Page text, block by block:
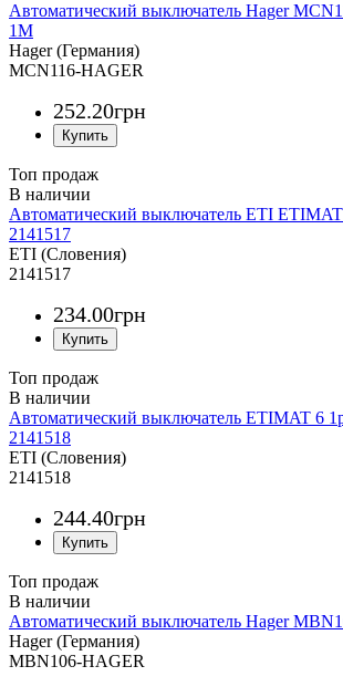
Автоматический выключатель Hager
1M
Hager (Германия)
MCN116-HAGER
252.20грн
Топ продаж
Автоматический выключатель ETI
2141517
ETI (Словения)
2141517
234.00грн
Топ продаж
Автоматический выключатель ETIMAT 6
2141518
ETI (Словения)
2141518
244.40грн
Топ продаж
Автоматический выключатель Hager
Hager (Германия)
MBN106-HAGER